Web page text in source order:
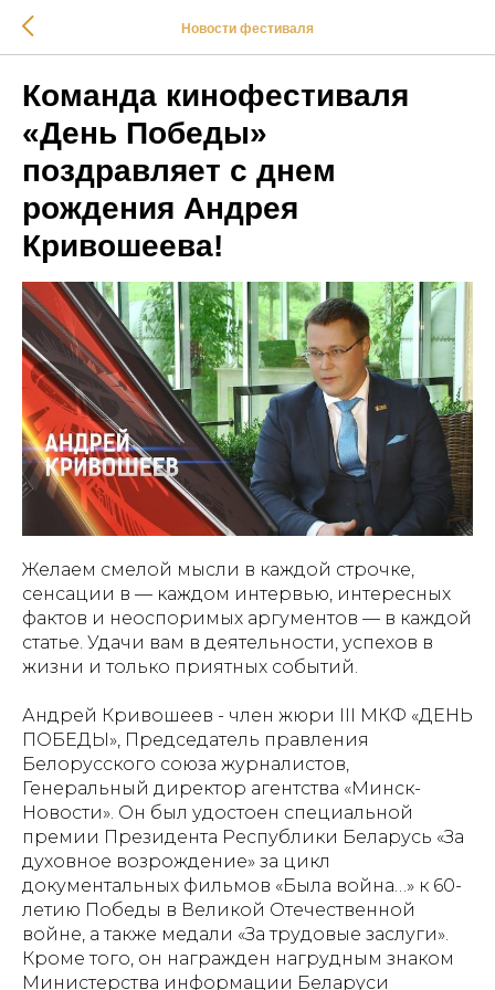
Новости фестиваля
Команда кинофестиваля
«День Победы»
поздравляет с днем
рождения Андрея
Кривошеева!
Желаем смелой мысли в каждой строчке,
сенсации в — каждом интервью, интересных
фактов и неоспоримых аргументов — в каждой
статье. Удачи вам в деятельности, успехов в
жизни и только приятных событий.
Андрей Кривошеев - член жюри III МКФ «ДЕНЬ
ПОБЕДЫ», Председатель правления
Белорусского союза журналистов,
Генеральный директор агентства «Минск-
Новости». Он был удостоен специальной
премии Президента Республики Беларусь «За
духовное возрождение» за цикл
документальных фильмов «Была война…» к 60-
летию Победы в Великой Отечественной
войне, а также медали «За трудовые заслуги».
Кроме того, он награжден нагрудным знаком
Министерства информации Беларуси